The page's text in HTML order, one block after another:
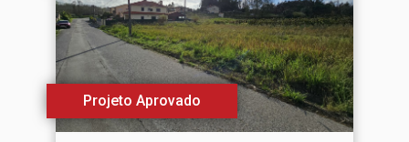
Projeto Aprovado